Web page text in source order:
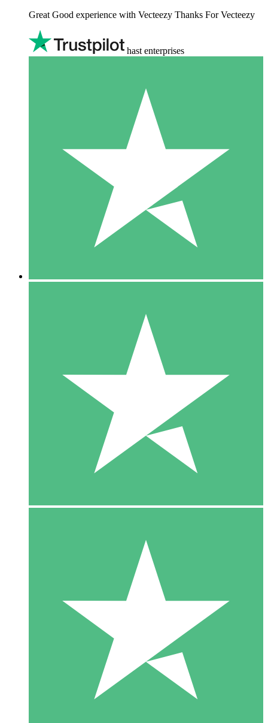
Great Good experience with Vecteezy Thanks For Vecteezy
hast enterprises